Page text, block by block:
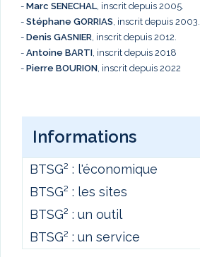
- Marc SENECHAL, inscrit depuis 2005.
- Stéphane GORRIAS, inscrit depuis 2003.
- Denis GASNIER, inscrit depuis 2012.
- Antoine BARTI, inscrit depuis 2018
- Pierre BOURION, inscrit depuis 2022
Informations
BTSG² : l'économique
BTSG² : les sites
BTSG² : un outil
BTSG² : un service